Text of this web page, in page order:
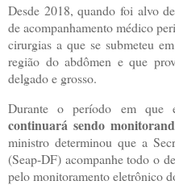
Desde 2018, quando foi alvo
de acompanhamento médico
cirurgias a que se submeteu
região do abdômen e que
delgado e grosso.
Durante o período em que
continuará sendo
ministro determinou que a
(Seap-DF) acompanhe todo o
pelo monitoramento eletrônico